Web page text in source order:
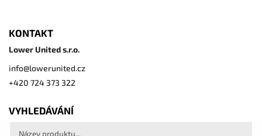
KONTAKT
Lower United s.r.o.
info@lowerunited.cz
+420 724 373 322
VYHLEDÁVÁNÍ